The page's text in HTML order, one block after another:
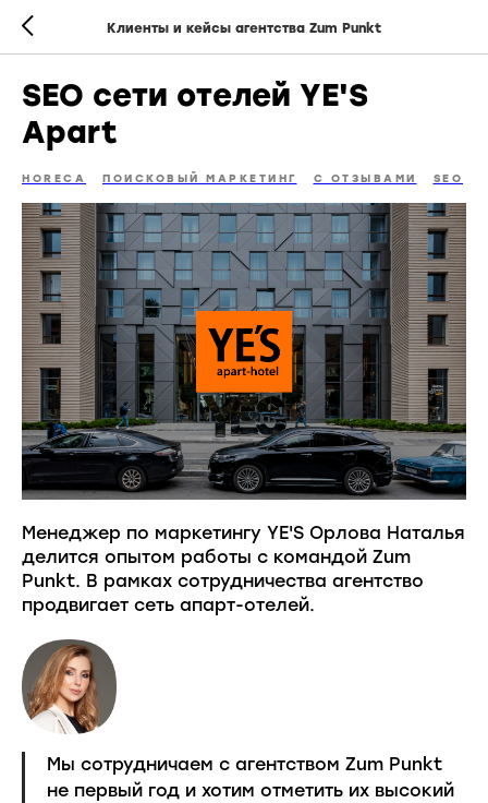
Клиенты и кейсы агентства Zum Punkt
SEO сети отелей YE'S
Apart
HORECA ПОИСКОВЫЙ МАРКЕТИНГ С ОТЗЫВАМИ SEO
Менеджер по маркетингу YE'S Орлова Наталья
делится опытом работы с командой Zum
Punkt. В рамках сотрудничества агентство
продвигает сеть апарт-отелей.
Мы сотрудничаем с агентством Zum Punkt
не первый год и хотим отметить их высокий